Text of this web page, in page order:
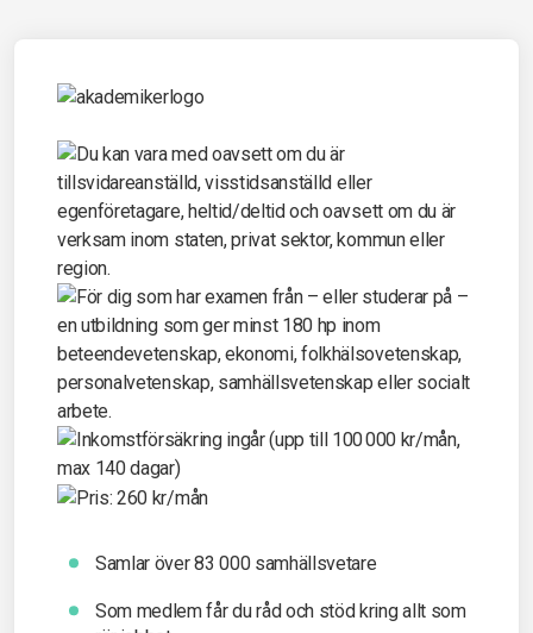
Samlar över 83 000 samhällsvetare
Som medlem får du råd och stöd kring allt som